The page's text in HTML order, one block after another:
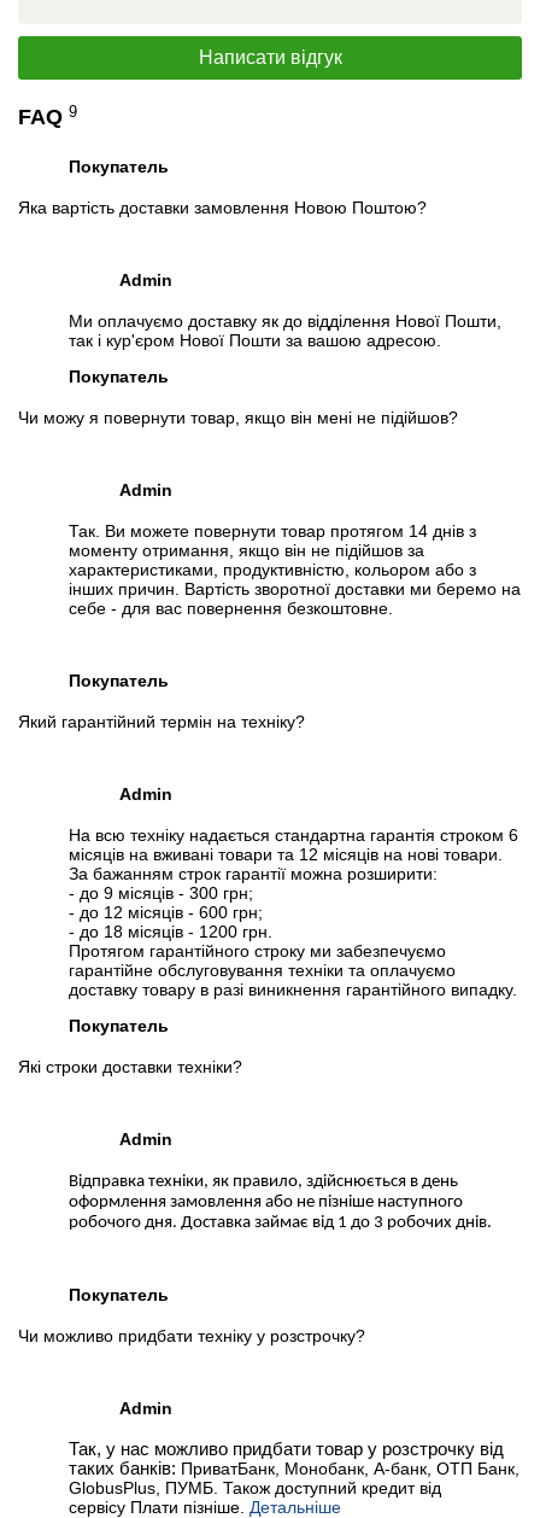
Написати відгук
FAQ 9
Покупатель
Яка вартість доставки замовлення Новою Поштою?
Admin
Ми оплачуємо доставку як до відділення Нової Пошти,
так і кур'єром Нової Пошти за вашою адресою.
Покупатель
Чи можу я повернути товар, якщо він мені не підійшов?
Admin
Так. Ви можете повернути товар протягом 14 днів з
моменту отримання, якщо він не підійшов за
характеристиками, продуктивністю, кольором або з
інших причин. Вартість зворотної доставки ми беремо на
себе - для вас повернення безкоштовне.
Покупатель
Який гарантійний термін на техніку?
Admin
На всю техніку надається стандартна гарантія строком 6
місяців на вживані товари та 12 місяців на нові товари.
За бажанням строк гарантії можна розширити:
- до 9 місяців - 300 грн;
- до 12 місяців - 600 грн;
- до 18 місяців - 1200 грн.
Протягом гарантійного строку ми забезпечуємо
гарантійне обслуговування техніки та оплачуємо
доставку товару в разі виникнення гарантійного випадку.
Покупатель
Які строки доставки техніки?
Admin
Відправка техніки, як правило, здійснюється в день
оформлення замовлення або не пізніше наступного
робочого дня. Доставка займає від 1 до 3 робочих днів.
Покупатель
Чи можливо придбати техніку у розстрочку?
Admin
Так, у нас можливо придбати товар у розстрочку від
таких банків: ПриватБанк, Монобанк, А-банк, ОТП Банк,
GlobusPlus, ПУМБ. Також доступний кредит від
сервісу Плати пізніше. Детальніше